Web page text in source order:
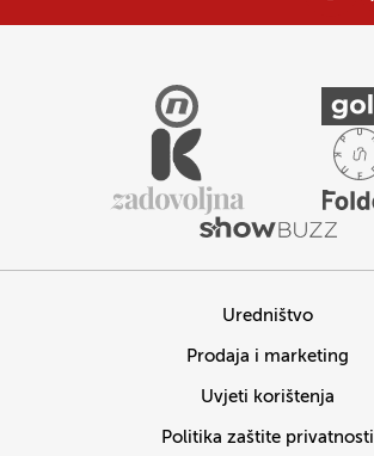
Uredništvo
Prodaja i marketing
Uvjeti korištenja
Politika zaštite privatnosti